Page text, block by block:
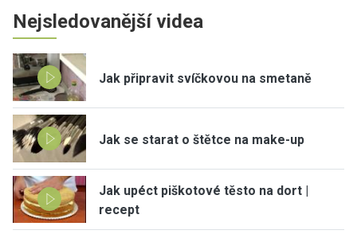
Nejsledovanější videa
Jak připravit svíčkovou na smetaně
Jak se starat o štětce na make-up
Jak upéct piškotové těsto na dort |
recept